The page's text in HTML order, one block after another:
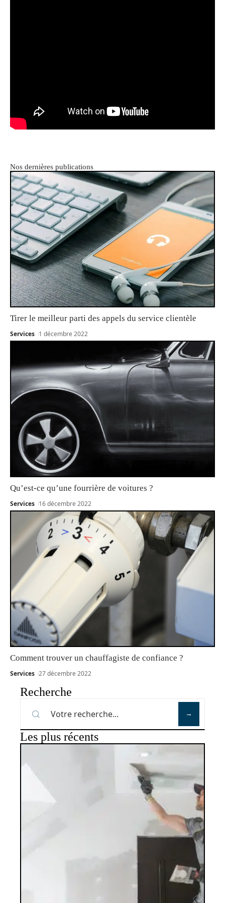
Nos dernières publications
Tirer le meilleur parti des appels du service clientèle
Services 1 décembre 2022
Qu’est-ce qu’une fourrière de voitures ?
Services 16 décembre 2022
Comment trouver un chauffagiste de confiance ?
Services 27 décembre 2022
Recherche
Les plus récents